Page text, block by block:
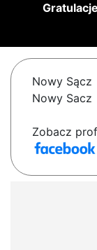
Nowy Sącz
Nowy Sacz
Zobacz